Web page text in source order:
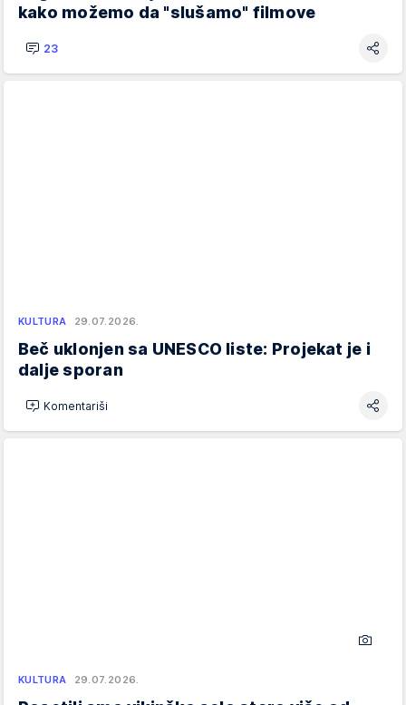
kako možemo da "slušamo" filmove
23
KULTURA 29.07.2026.
Beč uklonjen sa UNESCO liste: Projekat je i
dalje sporan
Komentariši
KULTURA 29.07.2026.